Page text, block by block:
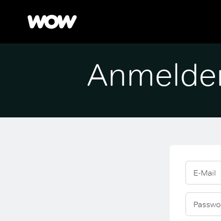
E-Mail